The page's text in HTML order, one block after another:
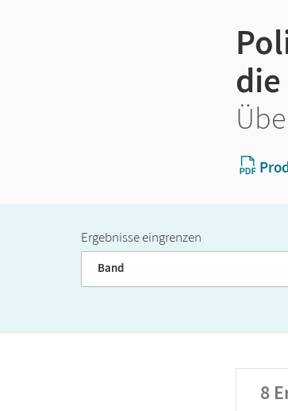
die
Ergebnisse eingrenzen
Band
8